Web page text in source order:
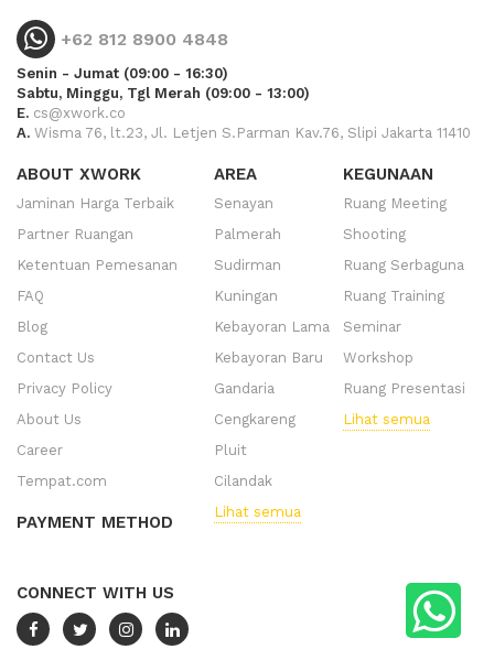
+62 812 8900 4848
Senin - Jumat (09:00 - 16:30)
Sabtu, Minggu, Tgl Merah (09:00 - 13:00)
E. cs@xwork.co
A. Wisma 76, lt.23, Jl. Letjen S.Parman Kav.76, Slipi Jakarta 11410
ABOUT XWORK
Jaminan Harga Terbaik
Partner Ruangan
Ketentuan Pemesanan
FAQ
Blog
Contact Us
Privacy Policy
About Us
Career
Tempat.com
PAYMENT METHOD
CONNECT WITH US
AREA
Senayan
Palmerah
Sudirman
Kuningan
Kebayoran Lama
Kebayoran Baru
Gandaria
Cengkareng
Pluit
Cilandak
Lihat semua
KEGUNAAN
Ruang Meeting
Shooting
Ruang Serbaguna
Ruang Training
Seminar
Workshop
Ruang Presentasi
Lihat semua